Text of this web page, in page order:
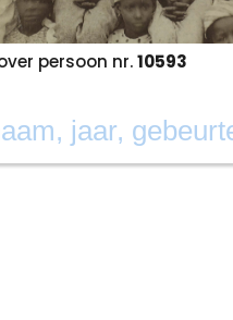
persoon nr.10593